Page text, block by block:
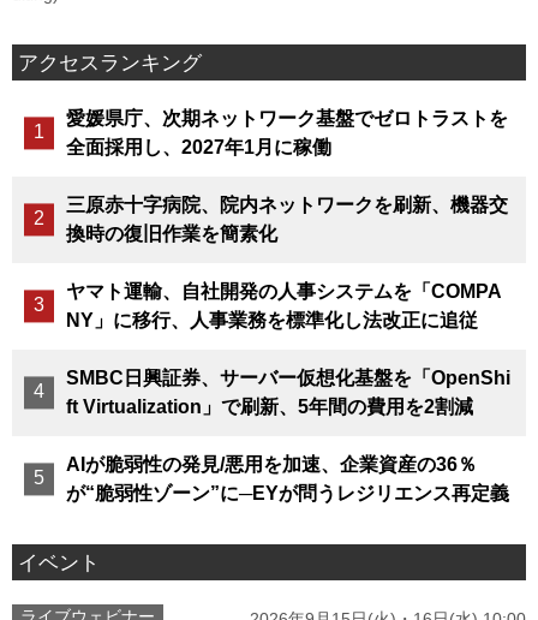
アクセスランキング
愛媛県庁、次期ネットワーク基盤でゼロトラストを
全面採用し、2027年1月に稼働
三原赤十字病院、院内ネットワークを刷新、機器交
換時の復旧作業を簡素化
ヤマト運輸、自社開発の人事システムを「COMPA
NY」に移行、人事業務を標準化し法改正に追従
SMBC日興証券、サーバー仮想化基盤を「OpenShi
ft Virtualization」で刷新、5年間の費用を2割減
AIが脆弱性の発見/悪用を加速、企業資産の36％
が“脆弱性ゾーン”に─EYが問うレジリエンス再定義
イベント